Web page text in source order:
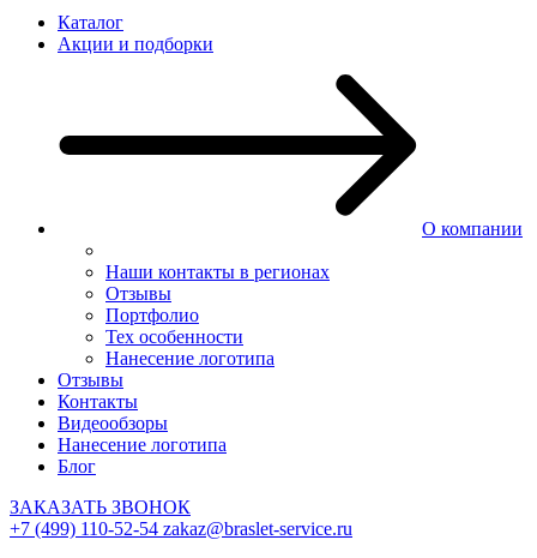
Каталог
Акции и подборки
О компании
Наши контакты в регионах
Отзывы
Портфолио
Тех особенности
Нанесение логотипа
Отзывы
Контакты
Видеообзоры
Нанесение логотипа
Блог
ЗАКАЗАТЬ ЗВОНОК
+7 (499) 110-52-54 zakaz@braslet-service.ru